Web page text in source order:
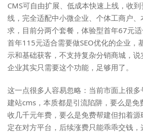
CMS可自由扩展、低成本快速上线，收
线，完全适配中小微企业、个体工商户
求，目前分两个套餐，体验型首年67元
首年115元适合需要做SEO优化的企业，
示和基础获客，不支持复杂分销商城，
企业其实只需要这个功能，足够用了。
这一点很多人容易忽略：当前市面上很
建站cms，本质都是引流陷阱，要么是免
收几千元年费，要么是免费帮建但扣着
定在对方平台，后续涨费只能乖乖交钱